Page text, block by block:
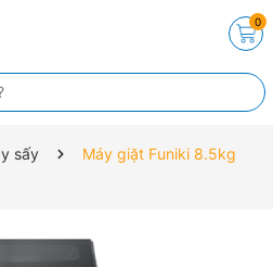
0
sấy
Máy giặt Funiki 8.5kg